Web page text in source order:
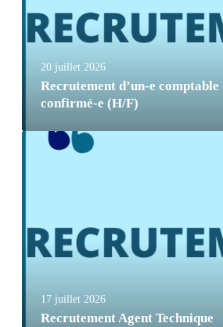
20 juillet 2026
Recrutement d’un-e comptable
confirmé-e (H/F)
17 juillet 2026
Recrutement Agent Technique